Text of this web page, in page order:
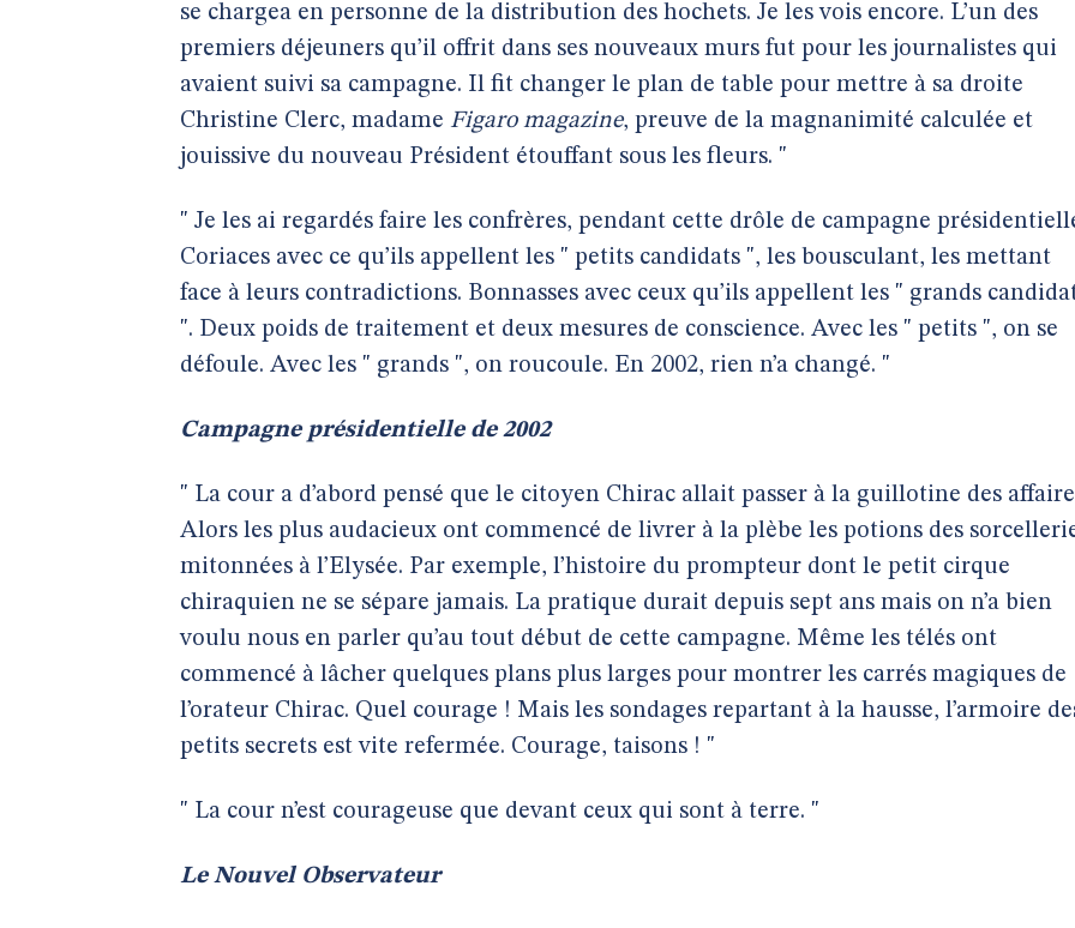
se chargea en personne de la distribution des hochets. Je les vois encore. L’un des
premiers déjeuners qu’il offrit dans ses nouveaux murs fut pour les journalistes qui
avaient suivi sa campagne. Il fit changer le plan de table pour mettre à sa droite
Christine Clerc, madame Figaro magazine, preuve de la magnanimité calculée et
jouissive du nouveau Président étouffant sous les fleurs. "
" Je les ai regardés faire les confrères, pendant cette drôle de campagne
Coriaces avec ce qu’ils appellent les " petits candidats ", les bousculant, les mettant
face à leurs contradictions. Bonnasses avec ceux qu’ils appellent les " grands
". Deux poids de traitement et deux mesures de conscience. Avec les " petits ", on se
défoule. Avec les " grands ", on roucoule. En 2002, rien n’a changé. "
Campagne présidentielle de 2002
" La cour a d’abord pensé que le citoyen Chirac allait passer à la guillotine des
Alors les plus audacieux ont commencé de livrer à la plèbe les potions des
mitonnées à l’Elysée. Par exemple, l’histoire du prompteur dont le petit cirque
chiraquien ne se sépare jamais. La pratique durait depuis sept ans mais on n’a bien
voulu nous en parler qu’au tout début de cette campagne. Même les télés ont
commencé à lâcher quelques plans plus larges pour montrer les carrés magiques de
l’orateur Chirac. Quel courage ! Mais les sondages repartant à la hausse, l’armoire
petits secrets est vite refermée. Courage, taisons ! "
" La cour n’est courageuse que devant ceux qui sont à terre. "
Le Nouvel Observateur